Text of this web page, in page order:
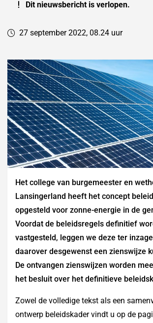
Dit nieuwsbericht is verlopen.
27 september 2022, 08.24 uur
Het college van burgemeester en
Lansingerland heeft het concept
opgesteld voor zonne-energie in de
Voordat de beleidsregels definitief
vastgesteld, leggen we deze ter
daarover desgewenst een zienswijze
De ontvangen zienswijzen worden
het besluit over het definitieve
Zowel de volledige tekst als een
ontwerp beleidskader vindt u op de